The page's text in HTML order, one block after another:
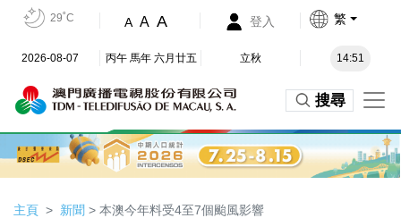
29˚C A A A 登入 繁
2026-08-07 丙午 馬年 六月廿五 立秋 14:51
搜尋
主頁 新聞 > 本澳今年料受4至7個颱風影響